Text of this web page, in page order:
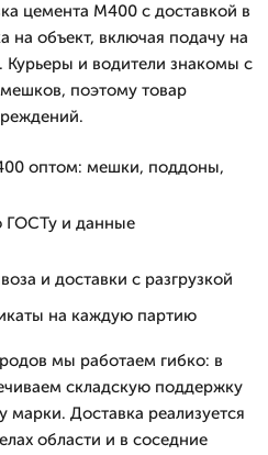
цемента М400 с доставкой в
на объект, включая подачу на
и водители знакомы с
поэтому товар
оптом: мешки, поддоны,
ГОСТу и данные
и доставки с разгрузкой
на каждую партию
мы работаем гибко: в
складскую поддержку
марки. Доставка реализуется
области и в соседние